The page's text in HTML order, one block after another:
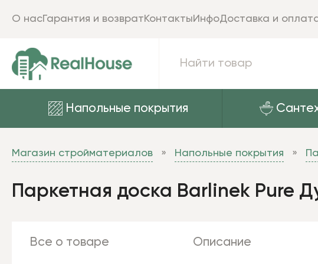
Напольные покрытия
О насГарантия и возвратКонтактыИнфоДоставка и
Магазин стройматериалов Напольные покрытия
Паркетная доска Barlinek Pure
Все о товаре Описание